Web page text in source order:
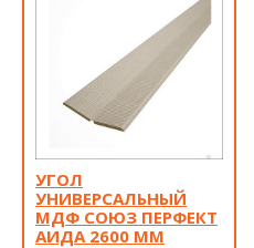
УГОЛ
УНИВЕРСАЛЬНЫЙ
МДФ СОЮЗ ПЕРФЕКТ
АИДА 2600 ММ